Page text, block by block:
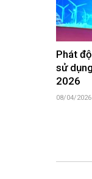
Phát
sử
2026
08/04/2026